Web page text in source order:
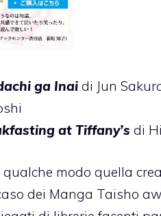
ga Inai di Jun
at Tiffany’s di
modo quella
dei Manga Taisho